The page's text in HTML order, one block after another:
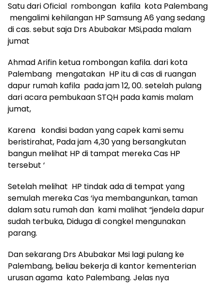
Satu dari Oficial rombongan kafila kota Palembang
mengalimi kehilangan HP Samsung A6 yang sedang
di cas. sebut saja Drs Abubakar MSi,pada malam
jumat
Ahmad Arifin ketua rombongan kafila. dari kota
Palembang mengatakan HP itu di cas di ruangan
dapur rumah kafila pada jam 12, 00. setelah pulang
dari acara pembukaan STQH pada kamis malam
jumat,
Karena kondisi badan yang capek kami semu
beristirahat, Pada jam 4,30 yang bersangkutan
bangun melihat HP di tampat mereka Cas HP
tersebut ‘
Setelah melihat HP tindak ada di tempat yang
semulah mereka Cas ‘iya membangunkan, taman
dalam satu rumah dan kami malihat “jendela dapur
sudah terbuka, Diduga di congkel mengunakan
parang.
Dan sekarang Drs Abubakar Msi lagi pulang ke
Palembang, beliau bekerja di kantor kementerian
urusan agama kato Palembang. Jelas nya